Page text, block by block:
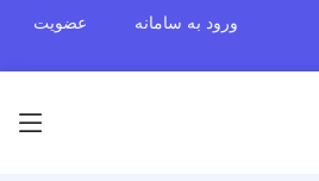
ورود به سامانه عضویت